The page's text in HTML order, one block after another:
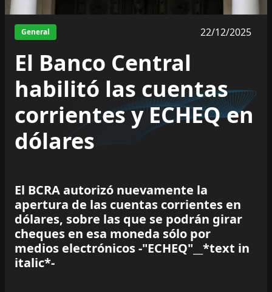
General 22/12/2025
El Banco Central
habilitó las cuentas
corrientes y ECHEQ en
dólares
El BCRA autorizó nuevamente la
apertura de las cuentas corrientes en
dólares, sobre las que se podrán girar
cheques en esa moneda sólo por
medios electrónicos -"ECHEQ"__*text in
italic*-